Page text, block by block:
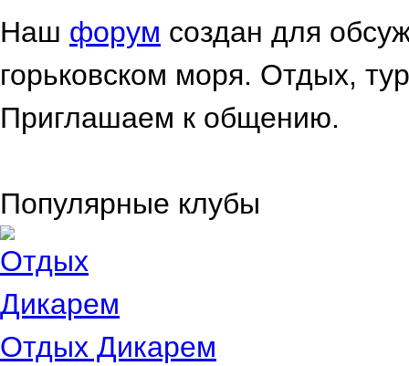
Наш форум создан для
горьковском моря. Отдых,
Приглашаем к общению.
Популярные клубы
Отдых Дикарем